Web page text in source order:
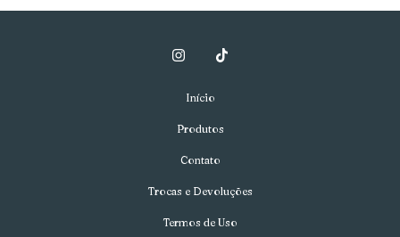
Início
Produtos
Contato
Trocas e Devoluções
Termos de Uso